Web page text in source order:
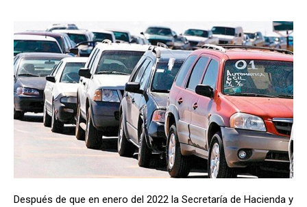
Después de que en enero del 2022 la Secretaría de Hacienda y